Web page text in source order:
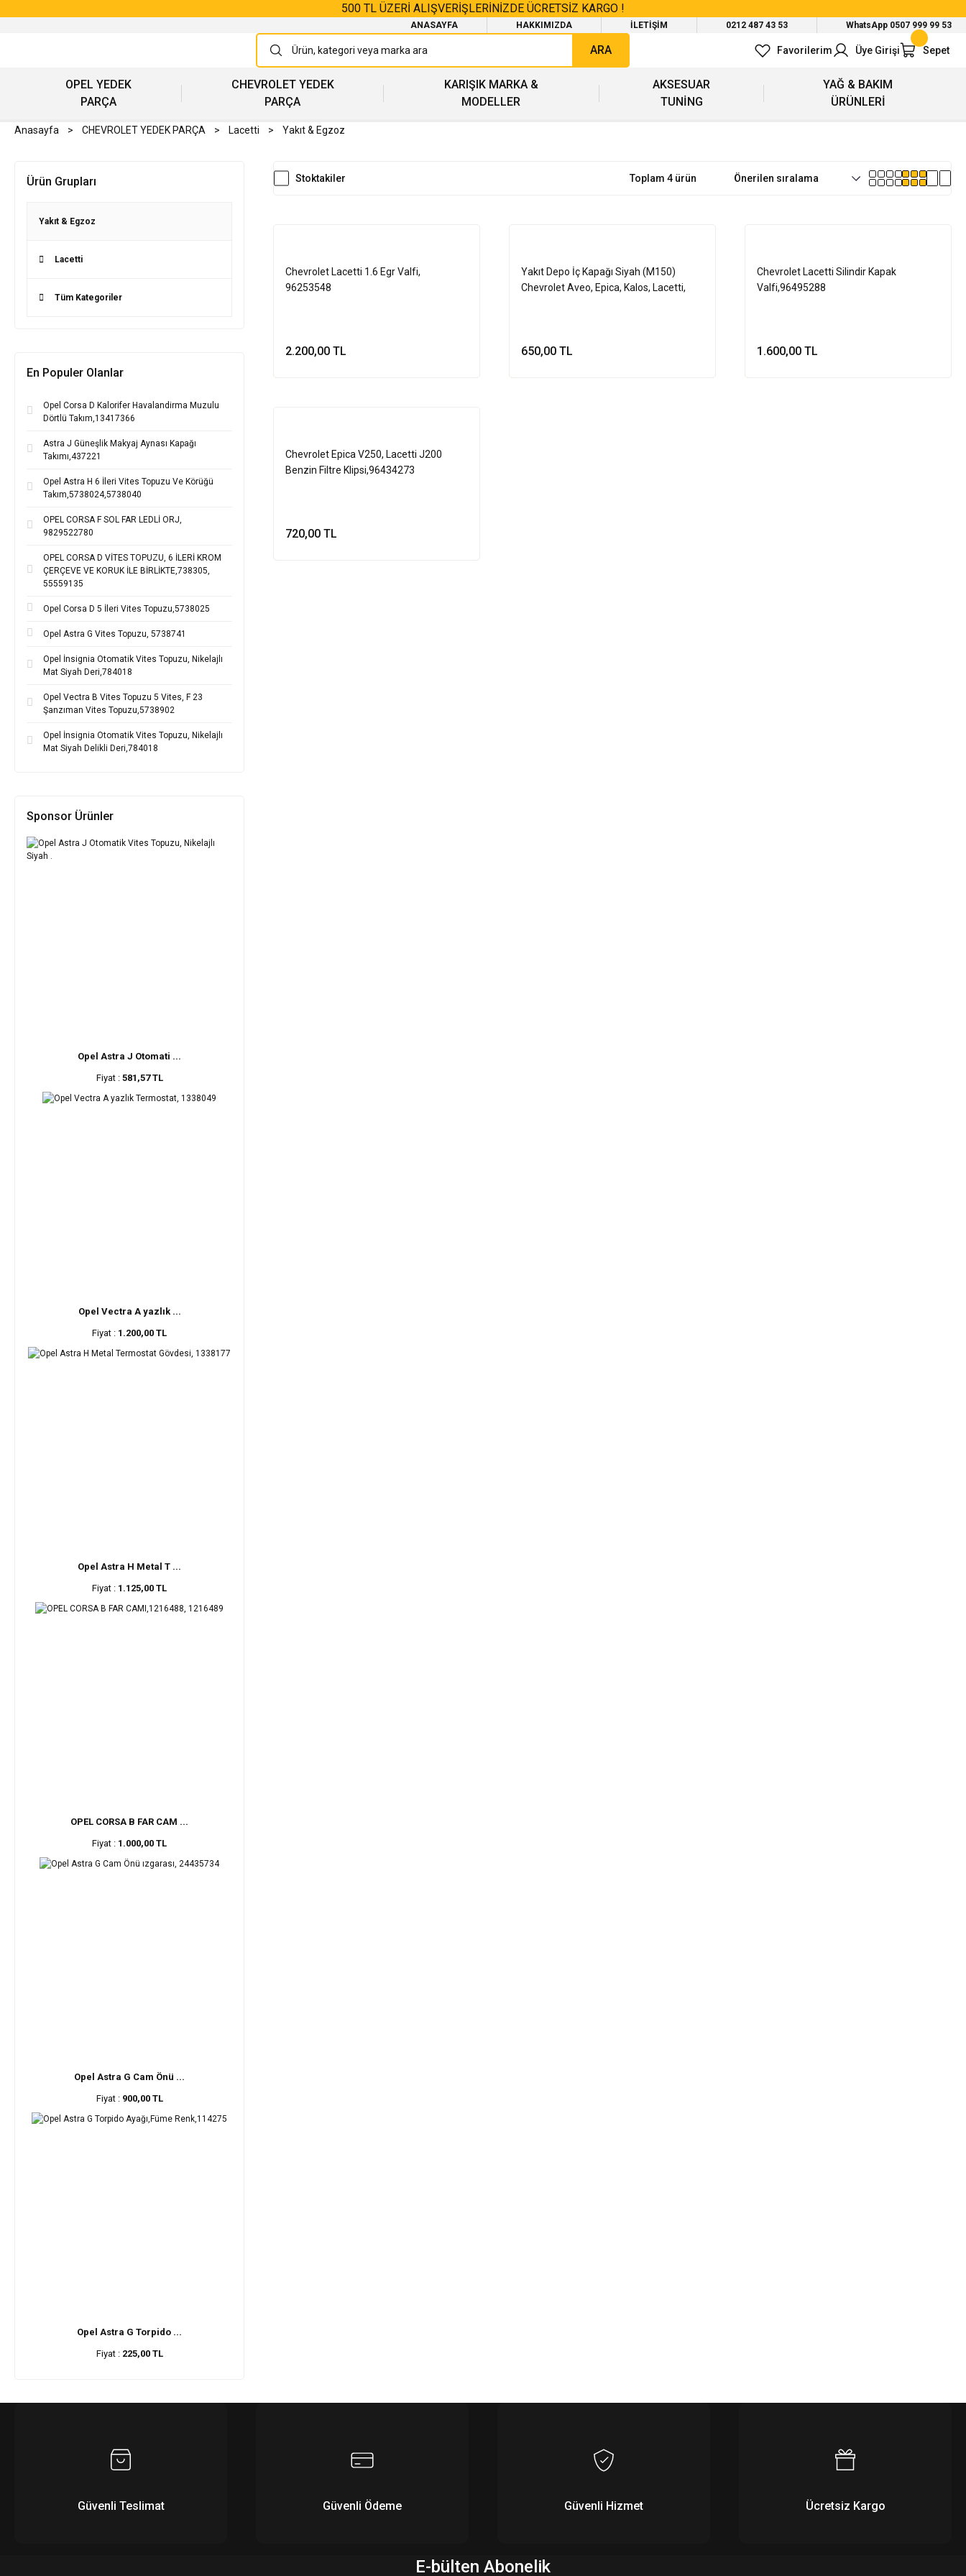
500 TL ÜZERİ ALIŞVERİŞLERİNİZDE ÜCRETSİZ KARGO !
ANASAYFA HAKKIMIZDA İLETİŞİM 0212 487 43 53 WhatsApp 0507 999 99 53
ARA Favorilerim Üye Girişi Sepet
OPEL YEDEK
PARÇA
CHEVROLET YEDEK
PARÇA
KARIŞIK MARKA &
MODELLER
AKSESUAR
TUNİNG
YAĞ & BAKIM
ÜRÜNLERİ
Anasayfa CHEVROLET YEDEK PARÇA Lacetti Yakıt & Egzoz
Ürün Grupları
Yakıt & Egzoz
Lacetti
Tüm Kategoriler
En Populer Olanlar
Opel Corsa D Kalorifer Havalandirma Muzulu
Dörtlü Takım,13417366
Astra J Güneşlik Makyaj Aynası Kapağı
Takımı,437221
Opel Astra H 6 İleri Vites Topuzu Ve Körüğü
Takım,5738024,5738040
OPEL CORSA F SOL FAR LEDLİ ORJ,
9829522780
OPEL CORSA D VİTES TOPUZU, 6 İLERİ KROM
ÇERÇEVE VE KORUK İLE BİRLİKTE,738305,
55559135
Opel Corsa D 5 İleri Vites Topuzu,5738025
Opel Astra G Vites Topuzu, 5738741
Opel İnsignia Otomatik Vites Topuzu, Nikelajlı
Mat Siyah Deri,784018
Opel Vectra B Vites Topuzu 5 Vites, F 23
Şanzıman Vites Topuzu,5738902
Opel İnsignia Otomatik Vites Topuzu, Nikelajlı
Mat Siyah Delikli Deri,784018
Sponsor Ürünler
Opel Astra J Otomati ...
Fiyat : 581,57 TL
Opel Vectra A yazlık ...
Fiyat : 1.200,00 TL
Opel Astra H Metal T ...
Fiyat : 1.125,00 TL
OPEL CORSA B FAR CAM ...
Fiyat : 1.000,00 TL
Opel Astra G Cam Önü ...
Fiyat : 900,00 TL
Opel Astra G Torpido ...
Fiyat : 225,00 TL
Stoktakiler Toplam 4 ürün
Chevrolet Lacetti 1.6 Egr Valfi,
96253548
2.200,00 TL
Yakıt Depo İç Kapağı Siyah (M150)
Chevrolet Aveo, Epica, Kalos, Lacetti,
650,00 TL
Chevrolet Lacetti Silindir Kapak
Valfi,96495288
1.600,00 TL
Chevrolet Epica V250, Lacetti J200
Benzin Filtre Klipsi,96434273
720,00 TL
Güvenli Teslimat Güvenli Ödeme Güvenli Hizmet Ücretsiz Kargo
E-bülten Abonelik